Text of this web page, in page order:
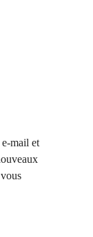
e-mail et